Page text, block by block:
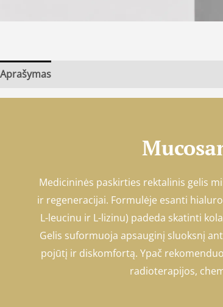
Aprašymas
Medicininės paskirties rektalinis gelis
ir regeneracijai. Formulėje esanti
L-leucinu ir L-lizinu) padeda skatinti
Gelis suformuoja apsauginį sluoksnį
pojūtį ir diskomfortą. Ypač
radioterapijos,